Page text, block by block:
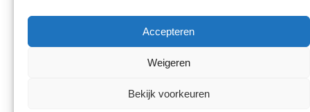
Accepteren
Weigeren
Bekijk voorkeuren
Privacyverklaring
Disclaimer
Over Ons